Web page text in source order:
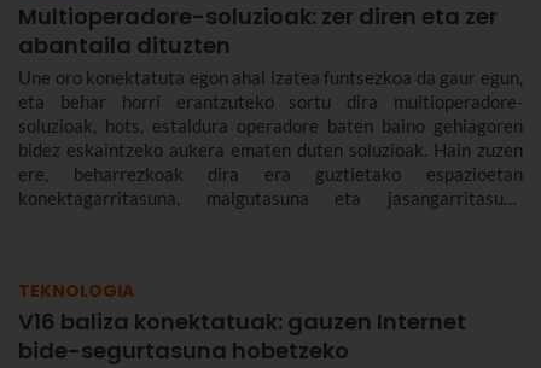
Multioperadore-soluzioak: zer diren eta zer
abantaila dituzten
Une oro konektatuta egon ahal izatea funtsezkoa da gaur egun,
eta behar horri erantzuteko sortu dira multioperadore-
soluzioak, hots, estaldura operadore baten baino gehiagoren
bidez eskaintzeko aukera ematen duten soluzioak. Hain zuzen
ere, beharrezkoak dira era guztietako espazioetan
konektagarritasuna, malgutasuna eta jasangarritasuna
TEKNOLOGIA
V16 baliza konektatuak: gauzen Internet
bide-segurtasuna hobetzeko